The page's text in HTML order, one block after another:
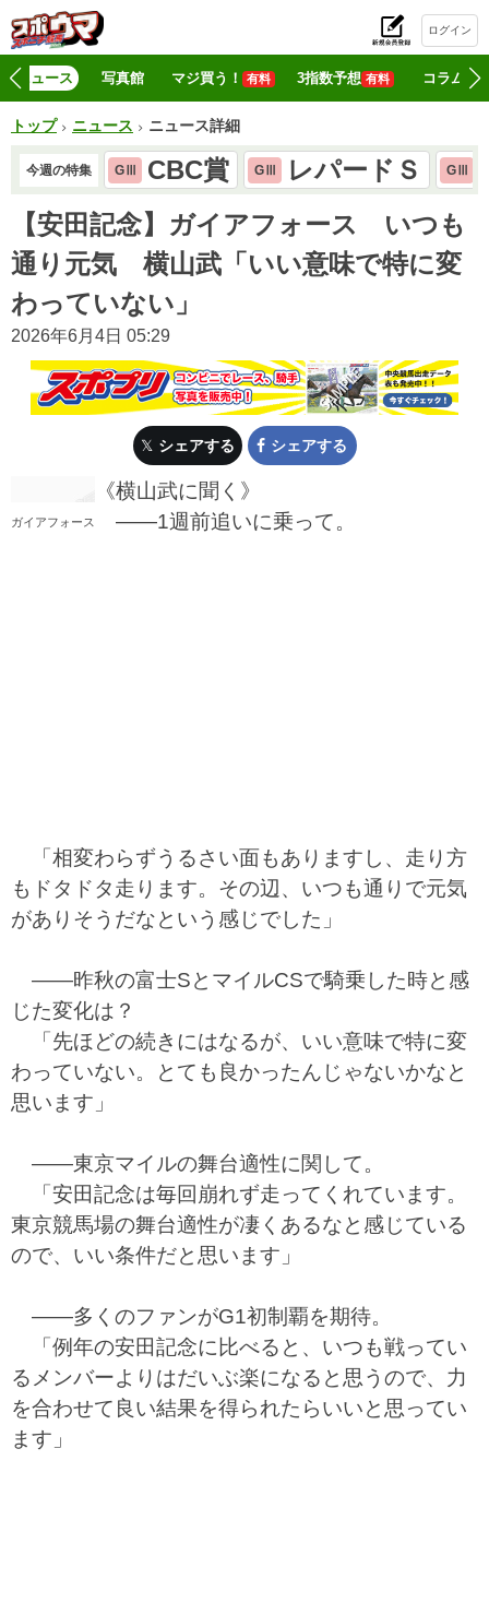
ログイン
ニュース 写真館 マジ買う！ 有料 3指数予想 有料 コラム
トップ ニュース ニュース詳細
今週の特集 GⅢ CBC賞 GⅢ レパードＳ GⅢ
【安田記念】ガイアフォース いつも
通り元気 横山武「いい意味で特に変
わっていない」
2026年6月4日 05:29
シェアする シェアする
ガイアフォース
《横山武に聞く》
――1週前追いに乗って。
「相変わらずうるさい面もありますし、走り方
もドタドタ走ります。その辺、いつも通りで元気
がありそうだなという感じでした」
――昨秋の富士SとマイルCSで騎乗した時と感
じた変化は？
「先ほどの続きにはなるが、いい意味で特に変
わっていない。とても良かったんじゃないかなと
思います」
――東京マイルの舞台適性に関して。
「安田記念は毎回崩れず走ってくれています。
東京競馬場の舞台適性が凄くあるなと感じている
ので、いい条件だと思います」
――多くのファンがG1初制覇を期待。
「例年の安田記念に比べると、いつも戦ってい
るメンバーよりはだいぶ楽になると思うので、力
を合わせて良い結果を得られたらいいと思ってい
ます」